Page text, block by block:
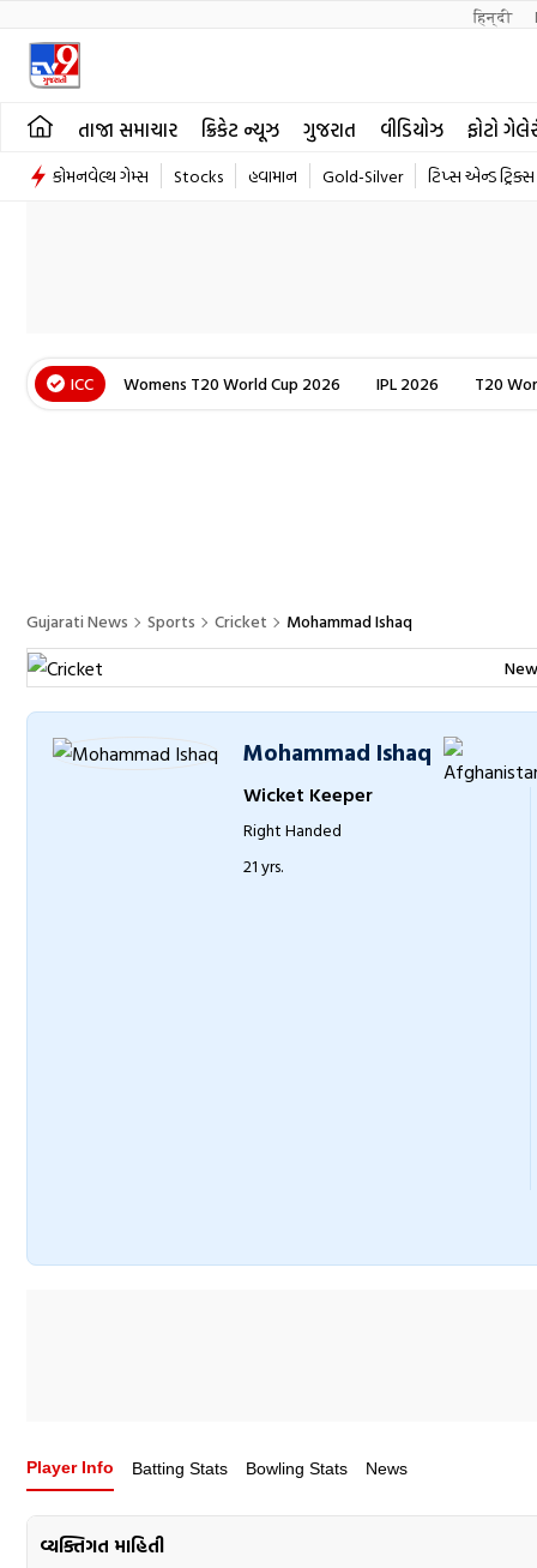
हिन्दी
તાજા સમાચાર ક્રિકેટ ન્યૂઝ ગુજરાત વીડિયોઝ ફોટો
કોમનવેલ્થ ગેમ્સ Stocks હવામાન Gold-Silver ટિપ્સ એન્ડ ટ્રિક્સ
ICC Womens T20 World Cup 2026 IPL 2026 T20
Gujarati News Sports Cricket
Mohammad Ishaq
Mohammad Ishaq
Wicket Keeper
Right Handed
21 yrs.
Player Info Batting Stats Bowling Stats News
વ્યક્તિગત માહિતી